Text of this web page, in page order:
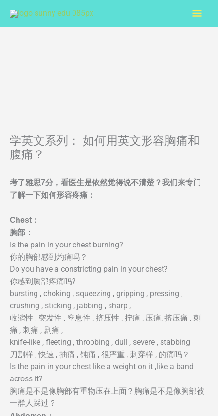
content
学英文系列： 如何用英文形容胸痛和
腹痛？
考了雅思7分，看医生是依然觉得说不清楚？我们来专门
了解一下如何形容疼痛：
Chest：
胸部：
Is the pain in your chest burning?
你的胸部感到灼痛吗？
Do you have a constricting pain in your chest?
你感到胸部疼痛吗?
bursting , choking , squeezing , gripping , pressing ,
crushing , sticking , jabbing , sharp ,
收缩性 , 突发性 , 窒息性 , 挤压性 , 拧痛 , 压痛, 挤压痛 , 刺
痛 , 刺痛 , 剧痛 ,
knife-like , fleeting , throbbing , dull , severe , stabbing
刀割样 , 快速 , 抽痛 , 钝痛 , 很严重 , 刺穿样 , 的痛吗？
Is the pain in your chest like a weight on it ,like a band
across it?
胸痛是不是像胸部有重物压在上面？胸痛是不是像胸部被
一群人踩过？